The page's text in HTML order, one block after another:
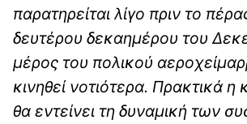
παρατηρείται λίγο πριν το
δευτέρου δεκαημέρου του
μέρος του πολικού
κινηθεί νοτιότερα. Πρακτικά η
θα εντείνει τη δυναμική των